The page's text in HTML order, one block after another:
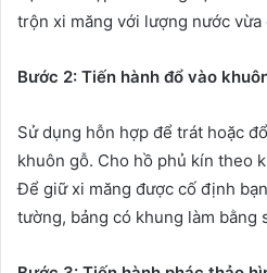
trộn xi măng với lượng nước vừa
Bước 2: Tiến hành đổ vào
Sử dụng hỗn hợp để trát hoặc
khuôn gỗ. Cho hồ phủ kín theo
Để giữ xi măng được cố định
tường, bảng có khung làm bằng